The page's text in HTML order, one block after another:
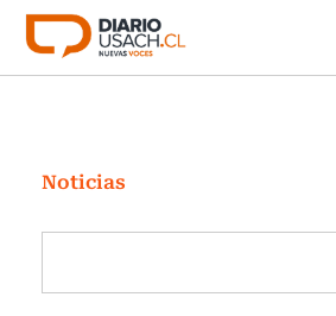
Click acá para ir directamente al
Investigación
Cultura
Programas Radio y TV Usach
Noticias